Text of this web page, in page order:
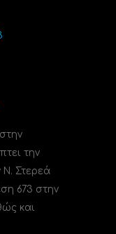
την
Ν. Στερεά
673 στην
και